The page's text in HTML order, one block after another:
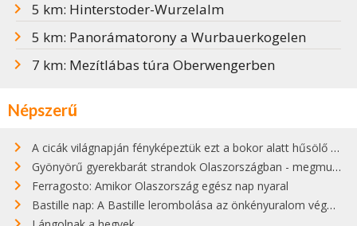
5 km: Hinterstoder-Wurzelalm
5 km: Panorámatorony a Wurbauerkogelen
7 km: Mezítlábas túra Oberwengerben
Népszerű
A cicák világnapján fényképeztük ezt a bokor alatt hűsölő cicát Kisorosziban
Gyönyörű gyerekbarát strandok Olaszországban - megmutatjuk a 15 legjobbat
Ferragosto: Amikor Olaszország egész nap nyaral
Bastille nap: A Bastille lerombolása az önkényuralom végét jelentette